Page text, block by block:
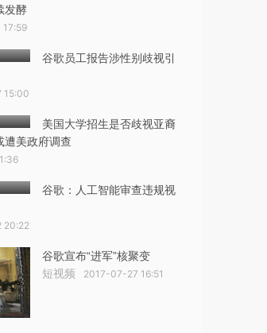
发酵
谷歌员工报告涉性别歧视引
15:00
美国大学招生是否歧视亚裔
遭美政府调查
谷歌：人工智能审查违规视
20:22
谷歌宣布“进军”核聚变
短视频 2017-07-27 16:51